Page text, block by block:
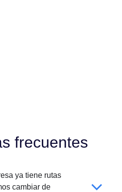
frecuentes
ya tiene rutas
cambiar de